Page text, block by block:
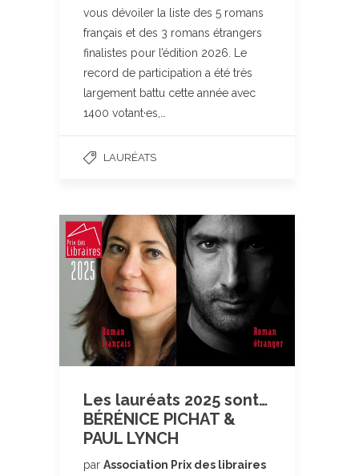
vous dévoiler la liste des 5 romans
français et des 3 romans étrangers
finalistes pour l’édition 2026. Le
record de participation a été très
largement battu cette année avec
1400 votant·es,…
LAURÉATS
Les lauréats 2025 sont…
BÉRÉNICE PICHAT &
PAUL LYNCH
par Association Prix des libraires